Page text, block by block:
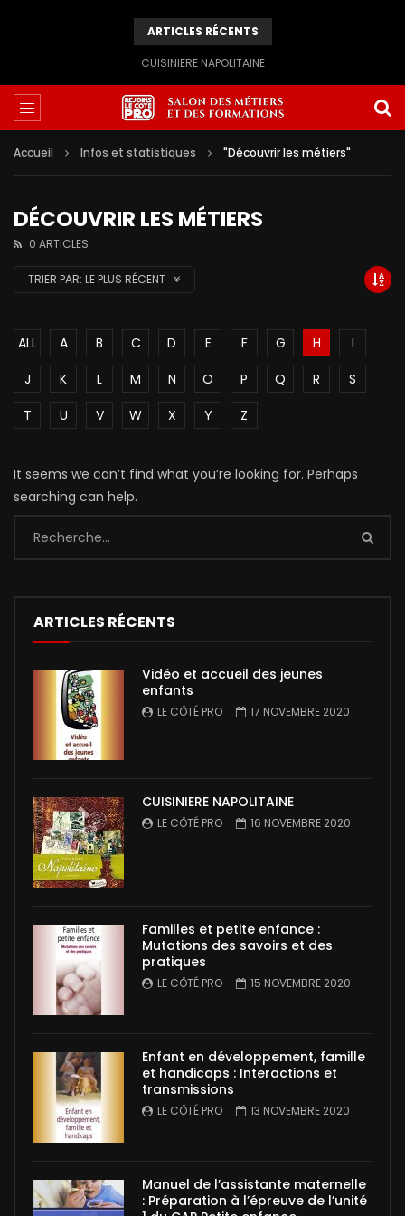
ARTICLES RÉCENTS
CUISINIERE NAPOLITAINE
Accueil Infos et statistiques "Découvrir les métiers"
DÉCOUVRIR LES MÉTIERS
0 ARTICLES
TRIER PAR: LE PLUS RÉCENT
ALL A B C D E F G H
I
J
K L M N O P Q R
S
T
U V W X Y Z
It seems we can’t find what you’re looking for. Perhaps
searching can help.
ARTICLES RÉCENTS
Vidéo et accueil des jeunes
enfants
LE CÔTÉ PRO 17 NOVEMBRE 2020
CUISINIERE NAPOLITAINE
LE CÔTÉ PRO 16 NOVEMBRE 2020
Familles et petite enfance :
Mutations des savoirs et des
pratiques
LE CÔTÉ PRO 15 NOVEMBRE 2020
Enfant en développement, famille
et handicaps : Interactions et
transmissions
LE CÔTÉ PRO 13 NOVEMBRE 2020
Manuel de l’assistante maternelle
: Préparation à l’épreuve de l’unité